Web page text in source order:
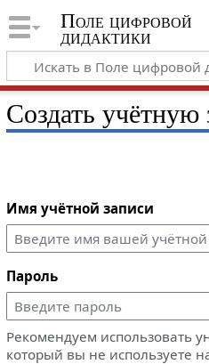
Поле цифровой
дидактики
Создать учётную
Имя учётной записи
Пароль
Рекомендуем использовать
который вы не используете